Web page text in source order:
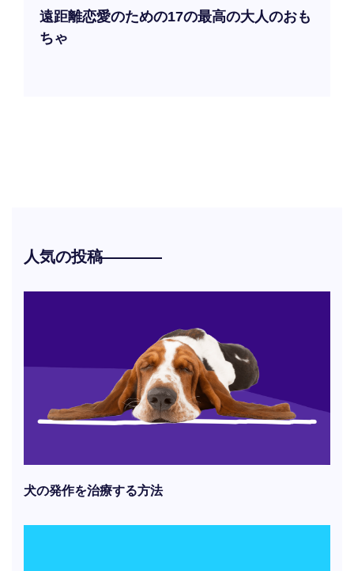
遠距離恋愛のための17の最高の大人のおも
ちゃ
人気の投稿
犬の発作を治療する方法